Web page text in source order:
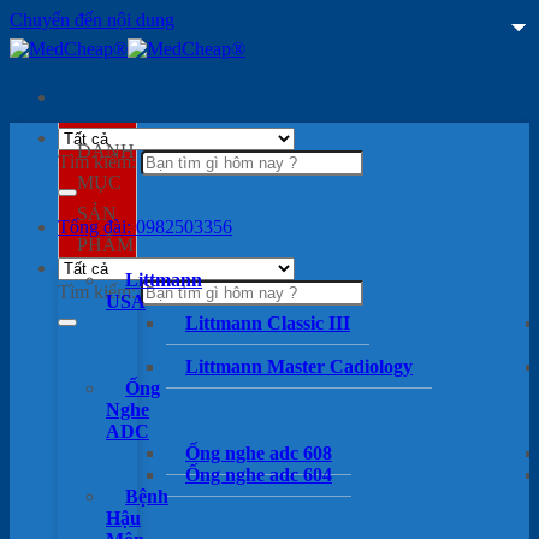
Chuyển đến nội dung
Tìm kiếm:
Tổng đài: 0982503356
Tìm kiếm:
DANH
MỤC
SẢN
PHẨM
Littmann
USA
Littmann Classic III
Littmann Master Cadiology
Ống
Nghe
ADC
Ống nghe adc 608
Ống nghe adc 604
Bệnh
Hậu